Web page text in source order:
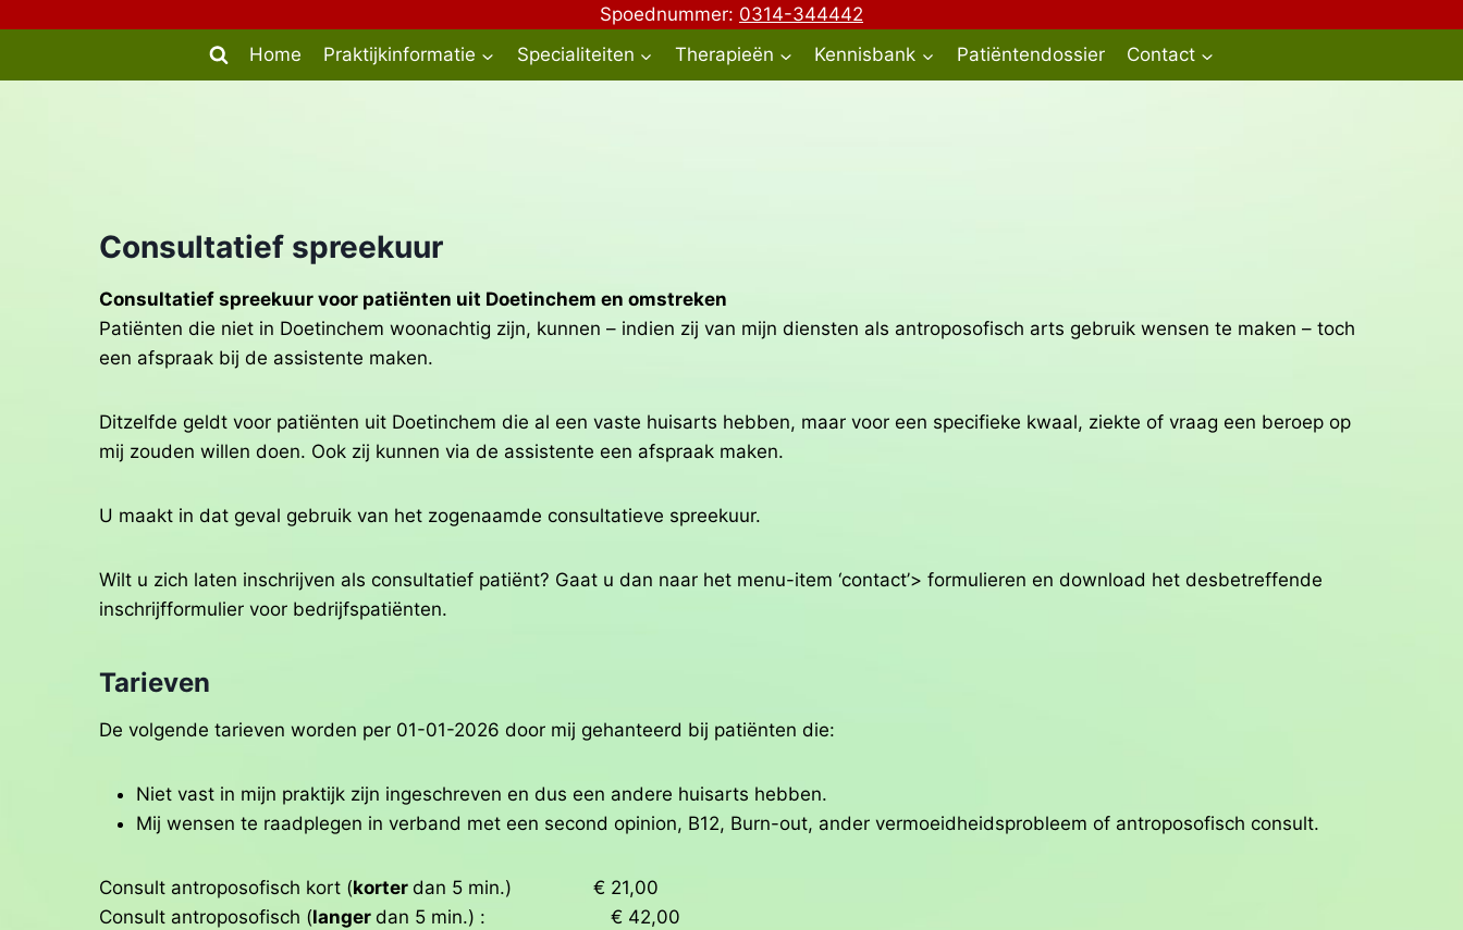
Spoednummer: 0314-344442
Home
Praktijkinformatie Specialiteiten Therapieën Kennisbank Patiëntendossier Contact
Consultatief spreekuur
Consultatief spreekuur voor patiënten uit Doetinchem en omstreken
Patiënten die niet in Doetinchem woonachtig zijn, kunnen – indien zij van mijn diensten als antroposofisch arts gebruik wensen te maken – toch
een afspraak bij de assistente maken.
Ditzelfde geldt voor patiënten uit Doetinchem die al een vaste huisarts hebben, maar voor een specifieke kwaal, ziekte of vraag een beroep op
mij zouden willen doen. Ook zij kunnen via de assistente een afspraak maken.
U maakt in dat geval gebruik van het zogenaamde consultatieve spreekuur.
Wilt u zich laten inschrijven als consultatief patiënt? Gaat u dan naar het menu-item ‘contact’> formulieren en download het desbetreffende
inschrijfformulier voor bedrijfspatiënten.
Tarieven
De volgende tarieven worden per 01-01-2026 door mij gehanteerd bij patiënten die:
Niet vast in mijn praktijk zijn ingeschreven en dus een andere huisarts hebben.
Mij wensen te raadplegen in verband met een second opinion, B12, Burn-out, ander vermoeidheidsprobleem of antroposofisch consult.
Consult antroposofisch kort (korter dan 5 min.) € 21,00
Consult antroposofisch (langer dan 5 min.) : € 42,00